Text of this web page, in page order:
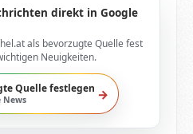
direkt in Google
als bevorzugte Quelle fest
Neuigkeiten.
Quelle festlegen
News →